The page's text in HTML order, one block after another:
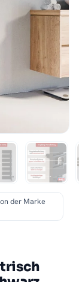
der Marke